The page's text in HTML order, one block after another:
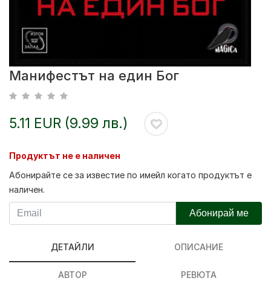
Манифестът на един Бог
5.11 EUR (9.99 лв.)
Продуктът не е наличен
Абонирайте се за известие по имейл когато продуктът е
наличен.
Абонирай ме
ДЕТАЙЛИ ОПИСАНИЕ
АВТОР РЕВЮТА